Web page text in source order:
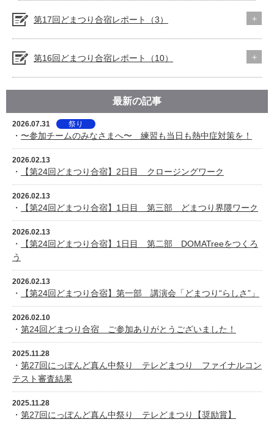
第17回どまつり合宿レポート（3）
第16回どまつり合宿レポート（10）
最新の記事
2026.07.31 祭り
・ 〜参加チームのみなさまへ〜 練習も当日も熱中症対策を！
2026.02.13
・ 【第24回どまつり合宿】2日目 クロージングワーク
2026.02.13
・ 【第24回どまつり合宿】1日目 第三部 どまつり界隈ワーク
2026.02.13
・
【第24回どまつり合宿】1日目 第二部 DOMATreeをつくろ
う
2026.02.13
・ 【第24回どまつり合宿】第一部 講演会「どまつり“らしさ”」
2026.02.10
・ 第24回どまつり合宿 ご参加ありがとうございました！
2025.11.28
・ 第27回にっぽんど真ん中祭り テレどまつり ファイナルコン
テスト審査結果
2025.11.28
・ 第27回にっぽんど真ん中祭り テレどまつり【奨励賞】